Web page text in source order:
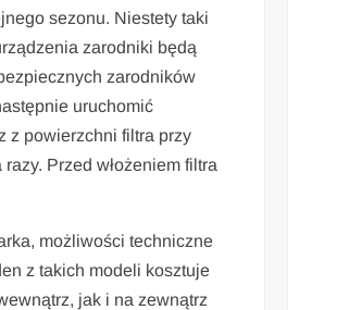
sezonu. Niestety taki
zarodniki będą
zarodników
uruchomić
z powierzchni filtra przy
Przed włożeniem filtra
możliwości techniczne
z takich modeli kosztuje
jak i na zewnątrz